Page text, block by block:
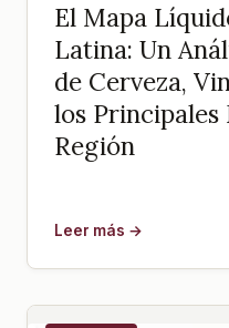
El Mapa
Latina: Un
de Cerveza,
los Principales
Región
Leer más →